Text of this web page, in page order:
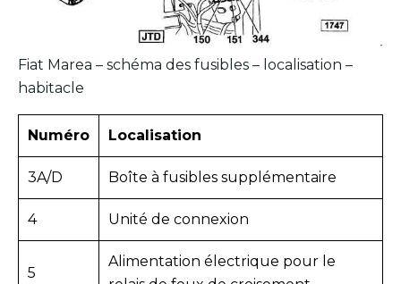
Fiat Marea – schéma des fusibles – localisation –
habitacle
Numéro Localisation
3A/D Boîte à fusibles supplémentaire
4 Unité de connexion
5
Alimentation électrique pour le